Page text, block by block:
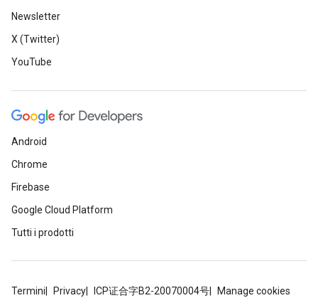
Newsletter
X (Twitter)
YouTube
Android
Chrome
Firebase
Google Cloud Platform
Tutti i prodotti
Termini Privacy ICP证合字B2-20070004号 Manage cookies